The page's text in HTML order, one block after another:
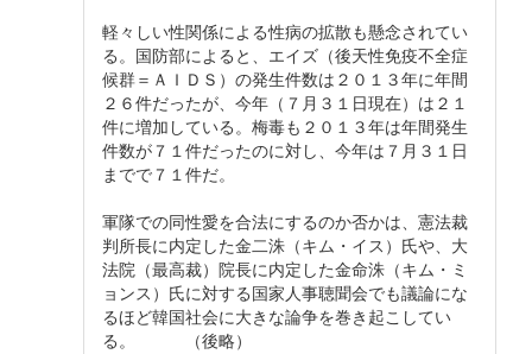
軽々しい性関係による性病の拡散も懸念されてい
る。国防部によると、エイズ（後天性免疫不全症
候群＝ＡＩＤＳ）の発生件数は２０１３年に年間
２６件だったが、今年（７月３１日現在）は２１
件に増加している。梅毒も２０１３年は年間発生
件数が７１件だったのに対し、今年は７月３１日
までで７１件だ。
軍隊での同性愛を合法にするのか否かは、憲法裁
判所長に内定した金二洙（キム・イス）氏や、大
法院（最高裁）院長に内定した金命洙（キム・ミ
ョンス）氏に対する国家人事聴聞会でも議論にな
るほど韓国社会に大きな論争を巻き起こしてい
る。 （後略）